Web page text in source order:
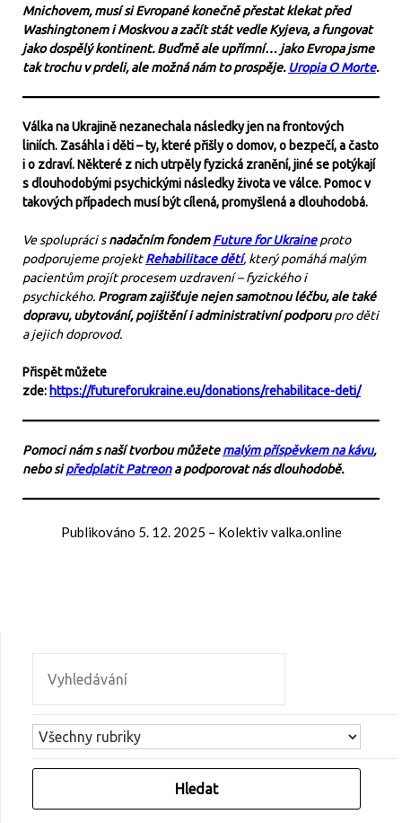
Mnichovem, musí si Evropané konečně přestat klekat před
Washingtonem i Moskvou a začít stát vedle Kyjeva, a fungovat
jako dospělý kontinent. Buďmě ale upřímní… jako Evropa jsme
tak trochu v prdeli, ale možná nám to prospěje. Uropia O Morte.
Válka na Ukrajině nezanechala následky jen na frontových
liniích. Zasáhla i děti – ty, které přišly o domov, o bezpečí, a často
i o zdraví. Některé z nich utrpěly fyzická zranění, jiné se potýkají
s dlouhodobými psychickými následky života ve válce. Pomoc v
takových případech musí být cílená, promyšlená a dlouhodobá.
Ve spolupráci snadačním fondemFuture for Ukraineproto
podporujeme projektRehabilitace dětí, který pomáhá malým
pacientům projít procesem uzdravení – fyzického i
psychického. Program zajišťuje nejen samotnou léčbu, ale také
dopravu, ubytování, pojištění i administrativní podporupro děti
a jejich doprovod.
Přispět můžete
zde: https://futureforukraine.eu/donations/rehabilitace-deti/
Pomoci nám s naší tvorbou můžetemalým příspěvkem na kávu,
nebo sipředplatit Patreona podporovat nás dlouhodobě.
Publikováno 5. 12. 2025 – Kolektiv valka.online